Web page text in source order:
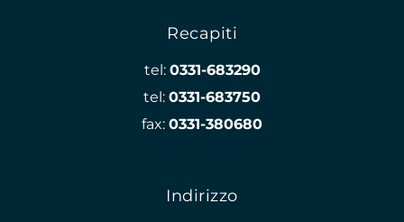
Recapiti
tel: 0331-683290
tel: 0331-683750
fax: 0331-380680
Indirizzo